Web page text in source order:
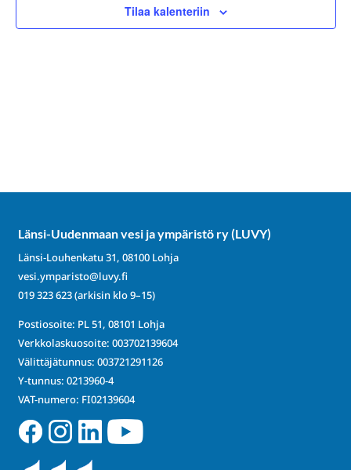
Tilaa kalenteriin
Länsi-Uudenmaan vesi ja ympäristö ry (LUVY)
Länsi-Louhenkatu 31, 08100 Lohja
vesi.ymparisto@luvy.fi
019 323 623(arkisin klo 9–15)
Postiosoite: PL 51, 08101 Lohja
Verkkolaskuosoite: 003702139604
Välittäjätunnus: 003721291126
Y-tunnus: 0213960-4
VAT-numero: FI02139604